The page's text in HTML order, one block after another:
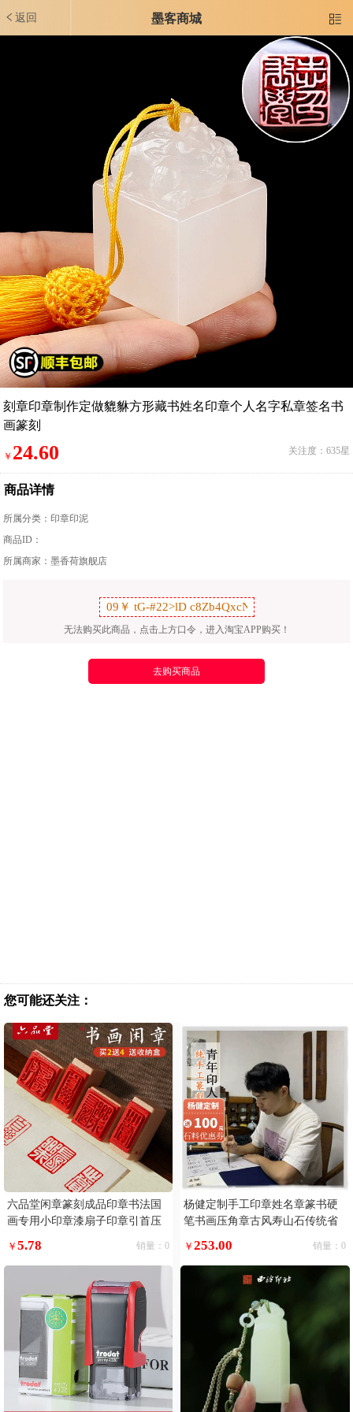
返回 墨客商城 
刻章印章制作定做貔貅方形藏书姓名印章个人名字私章签名书
画篆刻
￥ 24.60 关注度：635星
商品详情
所属分类： 印章印泥
商品ID：
所属商家：墨香荷旗舰店
无法购买此商品，点击上方口令，进入淘宝APP购买！
去购买商品
您可能还关注：
六品堂闲章篆刻成品印章书法国
画专用小印章漆扇子印章引首压
绘画定制书画印章
￥ 5.78 销量：0
杨健定制手工印章姓名章篆书硬
笔书画压角章古风寿山石传统省
￥253.00 销量：0